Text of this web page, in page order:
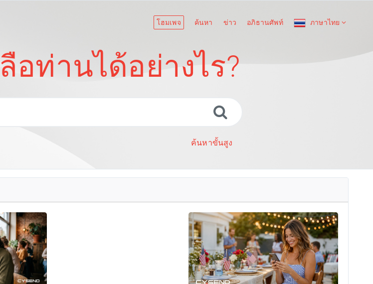
โฮมเพจ ค้นหา ข่าว อภิธานศัพท์ ภาษาไทย
อท่านได้อย่างไร?
ค้นหาขั้นสูง